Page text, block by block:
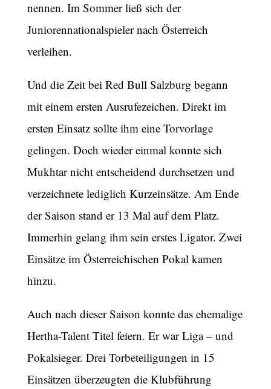
nennen. Im Sommer ließ sich der
Juniorennationalspieler nach Österreich
verleihen.
Und die Zeit bei Red Bull Salzburg begann
mit einem ersten Ausrufezeichen. Direkt im
ersten Einsatz sollte ihm eine Torvorlage
gelingen. Doch wieder einmal konnte sich
Mukhtar nicht entscheidend durchsetzen und
verzeichnete lediglich Kurzeinsätze. Am Ende
der Saison stand er 13 Mal auf dem Platz.
Immerhin gelang ihm sein erstes Ligator. Zwei
Einsätze im Österreichischen Pokal kamen
hinzu.
Auch nach dieser Saison konnte das ehemalige
Hertha-Talent Titel feiern. Er war Liga – und
Pokalsieger. Drei Torbeteiligungen in 15
Einsätzen überzeugten die Klubführung